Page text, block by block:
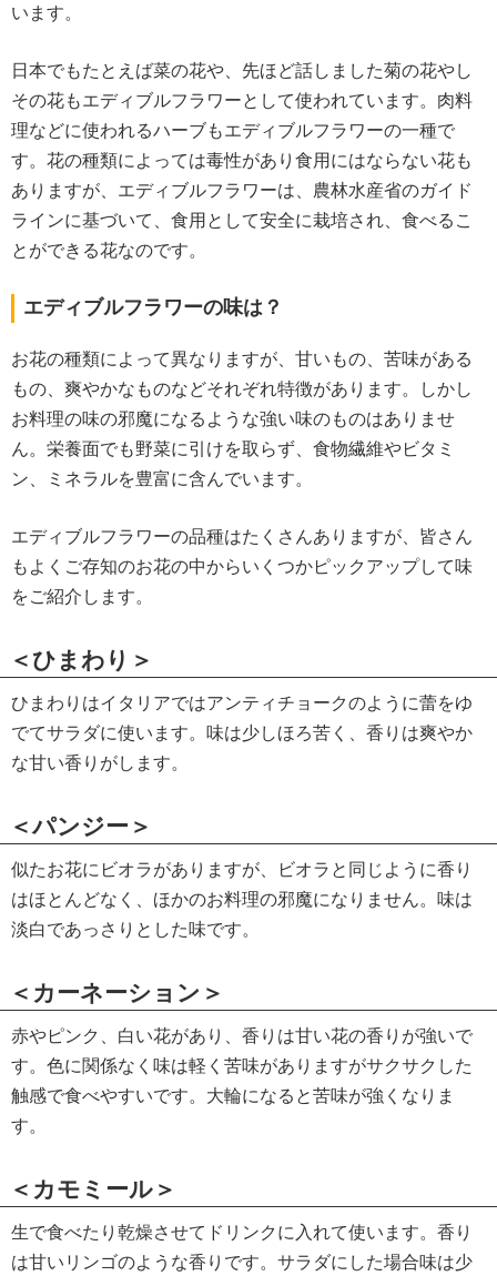
います。
日本でもたとえば菜の花や、先ほど話しました菊の花やし
その花もエディブルフラワーとして使われています。肉料
理などに使われるハーブもエディブルフラワーの一種で
す。花の種類によっては毒性があり食用にはならない花も
ありますが、エディブルフラワーは、農林水産省のガイド
ラインに基づいて、食用として安全に栽培され、食べるこ
とができる花なのです。
エディブルフラワーの味は？
お花の種類によって異なりますが、甘いもの、苦味がある
もの、爽やかなものなどそれぞれ特徴があります。しかし
お料理の味の邪魔になるような強い味のものはありませ
ん。栄養面でも野菜に引けを取らず、食物繊維やビタミ
ン、ミネラルを豊富に含んでいます。
エディブルフラワーの品種はたくさんありますが、皆さん
もよくご存知のお花の中からいくつかピックアップして味
をご紹介します。
＜ひまわり＞
ひまわりはイタリアではアンティチョークのように蕾をゆ
でてサラダに使います。味は少しほろ苦く、香りは爽やか
な甘い香りがします。
＜パンジー＞
似たお花にビオラがありますが、ビオラと同じように香り
はほとんどなく、ほかのお料理の邪魔になりません。味は
淡白であっさりとした味です。
＜カーネーション＞
赤やピンク、白い花があり、香りは甘い花の香りが強いで
す。色に関係なく味は軽く苦味がありますがサクサクした
触感で食べやすいです。大輪になると苦味が強くなりま
す。
＜カモミール＞
生で食べたり乾燥させてドリンクに入れて使います。香り
は甘いリンゴのような香りです。サラダにした場合味は少